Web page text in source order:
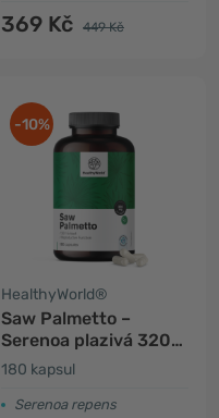
369 Kč 449 Kč
-10%
HealthyWorld®
Saw Palmetto –
Serenoa plazivá 320
mg
180 kapsul
Serenoa repens